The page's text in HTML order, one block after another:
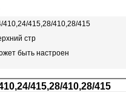
410,24/415,28/410,28/415
стр
быть настроен
415,28/410,28/415